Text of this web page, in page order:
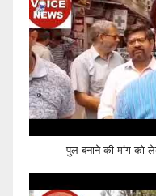
पुल बनाने की मांग को